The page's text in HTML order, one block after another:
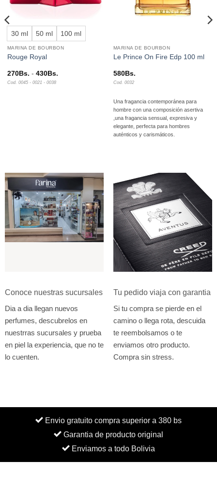
30 ml 50 ml 100 ml
MARINA DE BOURBON
Rouge Royal
270Bs. - 430Bs.Rango
Cod. 0045 - 0021 - 0038
MARINA DE BOURBON
Le Prince On Fire Edp 100 ml
580Bs.
Cod. 0032
Una fragancia contemporánea para
hombre con una composición asertiva
,una fragancia sensual, expresiva y
elegante, perfecta para hombres
auténticos y carismáticos.
Conoce nuestras sucursales
Dia a dia llegan nuevos
perfumes, descubrelos en
nuestrras sucursales y prueba
en piel la experiencia, que no te
lo cuenten.
Tu pedido viaja con garantia
Si tu compra se pierde en el
camino o llega rota, descuida
te reembolsamos o te
enviamos otro producto.
Compra sin stress.
Envio gratuito compra superior a 380 bs
Garantia de producto original
Enviamos a todo Bolivia